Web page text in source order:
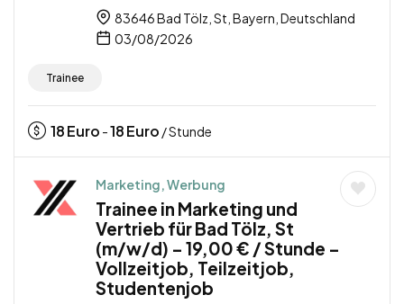
83646 Bad Tölz, St, Bayern, Deutschland
03/08/2026
Trainee
18Euro -18Euro / Stunde
Marketing, Werbung
Trainee in Marketing und
Vertrieb für Bad Tölz, St
(m/w/d) – 19,00 € / Stunde –
Vollzeitjob, Teilzeitjob,
Studentenjob